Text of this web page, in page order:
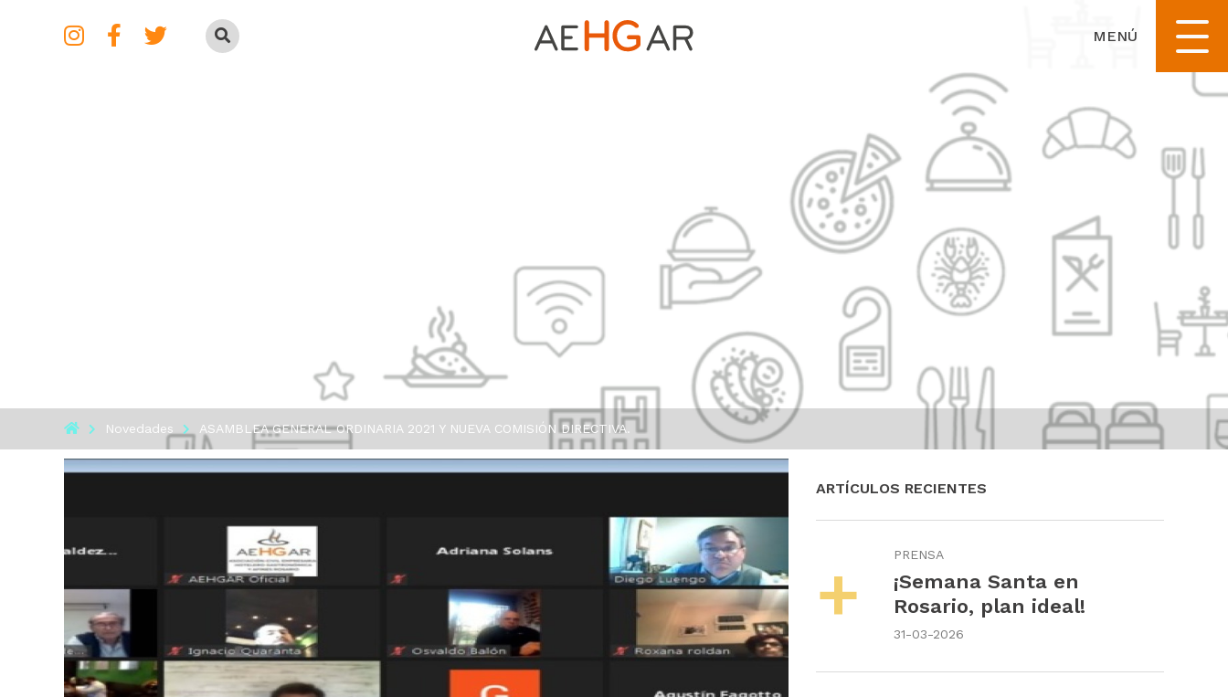
Novedades ASAMBLEA GENERAL ORDINARIA 2021 Y NUEVA COMISIÓN DIRECTIVA.
ARTÍCULOS RECIENTES
PRENSA
¡Semana Santa en
Rosario, plan ideal!
31-03-2026